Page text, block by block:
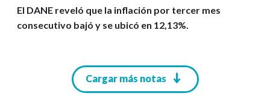
El DANE reveló que la inflación por tercer mes
consecutivo bajó y se ubicó en 12,13%.
Cargar más notas